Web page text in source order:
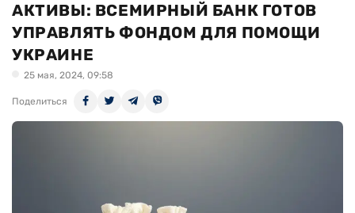
АКТИВЫ: ВСЕМИРНЫЙ БАНК ГОТОВ
УПРАВЛЯТЬ ФОНДОМ ДЛЯ ПОМОЩИ
УКРАИНЕ
25 мая, 2024, 09:58
Поделиться